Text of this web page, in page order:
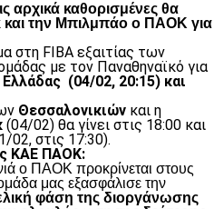
αρχικά καθορισμένες θα
και την Μπιλμπάο ο ΠΑΟΚ για
στη FIBA εξαιτίας των
με τον Παναθηναϊκό για
(04/02, 20:15) και
Θεσσαλονικιών και η
(04/02) θα γίνει στις 18:00 και
02, στις 17:30).
ΚΑΕ ΠΑΟΚ:
ο ΠΑΟΚ προκρίνεται στους
μας εξασφάλισε την
φάση της διοργάνωσης